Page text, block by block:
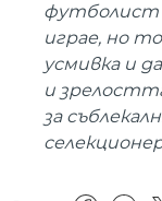
футболист
играе, но
усмивка и
и
за